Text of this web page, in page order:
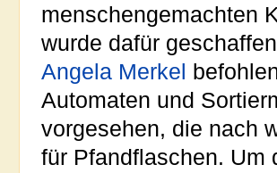
menschengemachten
wurde dafür
Angela Merkel
Automaten und
vorgesehen, die nach
für Pfandflaschen. Um